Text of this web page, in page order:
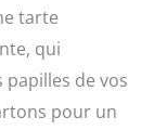
tarte
qui
de vos
pour un